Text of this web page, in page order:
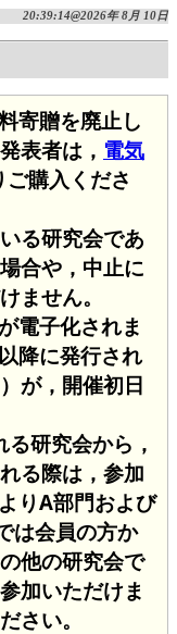
20:39:14@2026年 8月 10日
寄贈を廃止し
表者は， 電気
ご購入くださ
る研究会であ
合や，中止に
ません。
電子化されま
降に発行され
が，開催初日
研究会から，
る際は，参加
りA部門および
は会員の方か
他の研究会で
加いただけま
さい。